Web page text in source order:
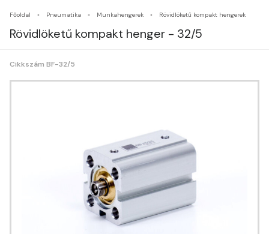
Főoldal Pneumatika Munkahengerek Rövidlöketű kompakt hengerek
Rövidlöketű kompakt henger - 32/5
Cikkszám BF-32/5